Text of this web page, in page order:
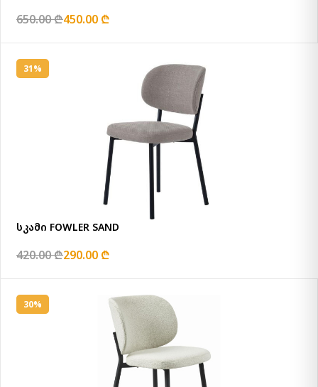
650.00 ₾450.00 ₾
31%
სკამი FOWLER SAND
420.00 ₾290.00 ₾
30%